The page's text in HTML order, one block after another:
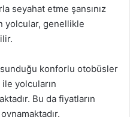
seyahat etme şansınız
yolcular, genellikle
konforlu otobüsler
yolcuların
Bu da fiyatların